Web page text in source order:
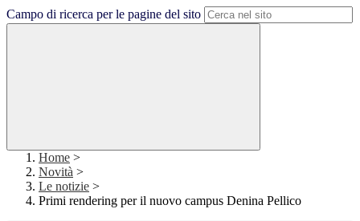
Campo di ricerca per le pagine del sito
Home >
Novità >
Le notizie >
Primi rendering per il nuovo campus Denina Pellico